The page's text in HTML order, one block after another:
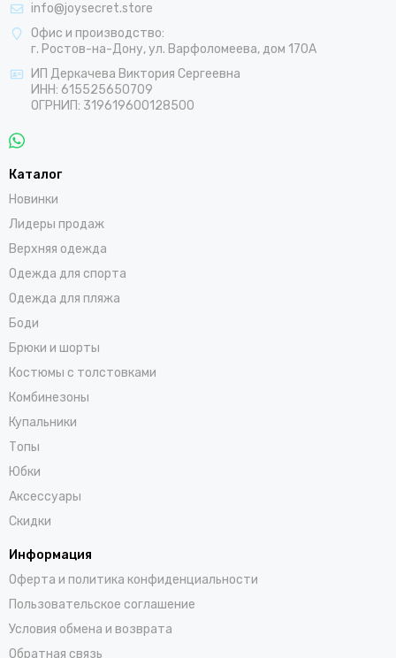
info@joysecret.store
Офис и производство:
г. Ростов-на-Дону, ул. Варфоломеева, дом 170А
ИП Деркачева Виктория Сергеевна
ИНН: 615525650709
ОГРНИП: 319619600128500
Каталог
Новинки
Лидеры продаж
Верхняя одежда
Одежда для спорта
Одежда для пляжа
Боди
Брюки и шорты
Костюмы с толстовками
Комбинезоны
Купальники
Топы
Юбки
Аксессуары
Скидки
Информация
Оферта и политика конфиденциальности
Пользовательское соглашение
Условия обмена и возврата
Обратная связь